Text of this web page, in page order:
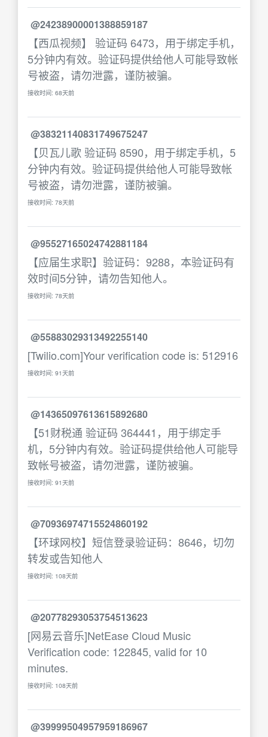
@24238900001388859187
【西瓜视频】 验证码 6473，用于绑定手机，
5分钟内有效。验证码提供给他人可能导致帐
号被盗，请勿泄露，谨防被骗。
接收时间: 68天前
@38321140831749675247
【贝瓦儿歌 验证码 8590，用于绑定手机，5
分钟内有效。验证码提供给他人可能导致帐
号被盗，请勿泄露，谨防被骗。
接收时间: 78天前
@95527165024742881184
【应届生求职】验证码：9288，本验证码有
效时间5分钟，请勿告知他人。
接收时间: 78天前
@55883029313492255140
[Twilio.com]Your verification code is: 512916
接收时间: 91天前
@14365097613615892680
【51财税通 验证码 364441，用于绑定手
机，5分钟内有效。验证码提供给他人可能导
致帐号被盗，请勿泄露，谨防被骗。
接收时间: 91天前
@70936974715524860192
【环球网校】短信登录验证码：8646，切勿
转发或告知他人
接收时间: 108天前
@20778293053754513623
[网易云音乐]NetEase Cloud Music
Verification code: 122845, valid for 10
minutes.
接收时间: 108天前
@39999504957959186967